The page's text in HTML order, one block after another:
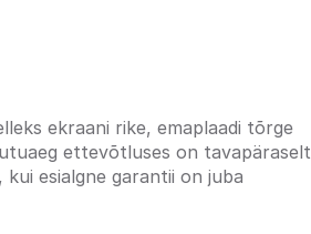
ekraani rike, emaplaadi tõrge
ettevõtluses on tavapäraselt
esialgne garantii on juba